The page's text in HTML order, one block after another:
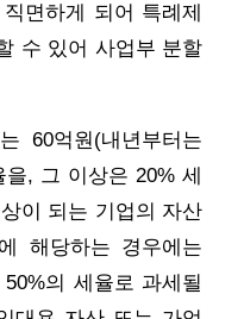
면하게 되어 특례제
수 있어 사업부 분할
60억원(내년부터는
을, 그 이상은 20% 세
이 되는 기업의 자산
해당하는 경우에는
의 세율로 과세될